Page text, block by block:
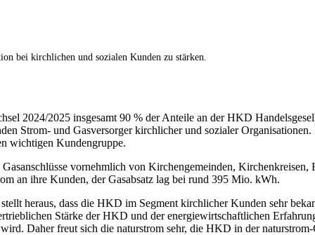
bei kirchlichen und sozialen Kunden zu stärken.
2024/2025 insgesamt 90 % der Anteile an der HKD
Strom- und Gasversorger kirchlicher und sozialer
wichtigen Kundengruppe.
vornehmlich von Kirchengemeinden, Kirchenkreisen,
an ihre Kunden, der Gasabsatz lag bei rund 395 Mio. kWh.
heraus, dass die HKD im Segment kirchlicher Kunden sehr
Stärke der HKD und der energiewirtschaftlichen
Daher freut sich die naturstrom sehr, die HKD in der